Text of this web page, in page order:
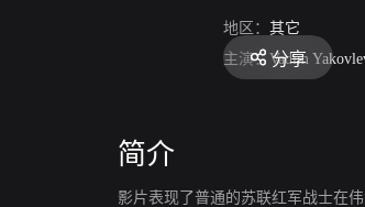
地区： 其它
主演： Vadim
分享
简介
影片表现了普通的苏联红军战士在